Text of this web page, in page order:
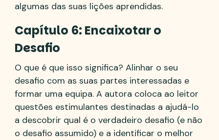
algumas das suas lições aprendidas.
Capítulo 6: Encaixotar o
Desafio
O que é que isso significa? Alinhar o seu
desafio com as suas partes interessadas e
formar uma equipa. A autora coloca ao leitor
questões estimulantes destinadas a ajudá-lo
a descobrir qual é o verdadeiro desafio (e não
o desafio assumido) e a identificar o melhor